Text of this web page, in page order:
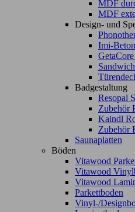
MDF
MDF
Design- und
Imi-Beton
Badgestaltung
Resopal
Zubehör
Kaindl
Zubehör
Saunaplatten
Böden
Vitawood
Vitawood
Vitawood
Parkettboden
Vinyl-/